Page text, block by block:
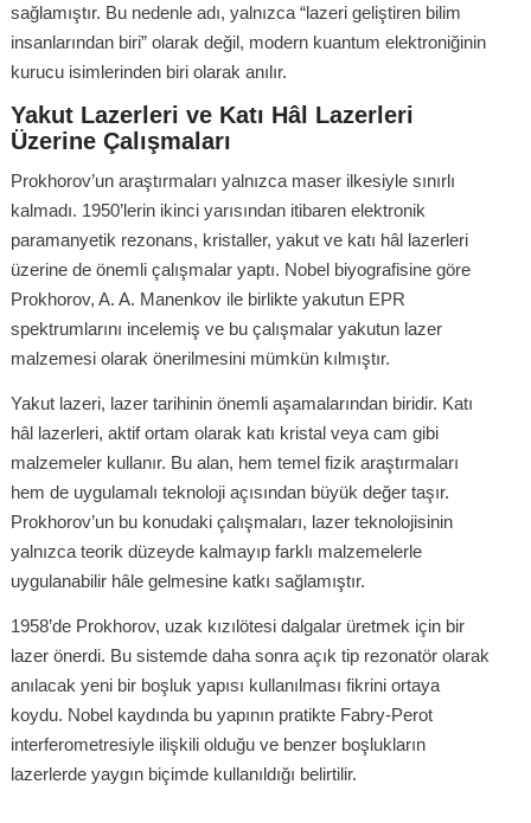
sağlamıştır. Bu nedenle adı, yalnızca “lazeri geliştiren bilim
insanlarından biri” olarak değil, modern kuantum elektroniğinin
kurucu isimlerinden biri olarak anılır.
Yakut Lazerleri ve Katı Hâl Lazerleri
Üzerine Çalışmaları
Prokhorov’un araştırmaları yalnızca maser ilkesiyle sınırlı
kalmadı. 1950’lerin ikinci yarısından itibaren elektronik
paramanyetik rezonans, kristaller, yakut ve katı hâl lazerleri
üzerine de önemli çalışmalar yaptı. Nobel biyografisine göre
Prokhorov, A. A. Manenkov ile birlikte yakutun EPR
spektrumlarını incelemiş ve bu çalışmalar yakutun lazer
malzemesi olarak önerilmesini mümkün kılmıştır.
Yakut lazeri, lazer tarihinin önemli aşamalarından biridir. Katı
hâl lazerleri, aktif ortam olarak katı kristal veya cam gibi
malzemeler kullanır. Bu alan, hem temel fizik araştırmaları
hem de uygulamalı teknoloji açısından büyük değer taşır.
Prokhorov’un bu konudaki çalışmaları, lazer teknolojisinin
yalnızca teorik düzeyde kalmayıp farklı malzemelerle
uygulanabilir hâle gelmesine katkı sağlamıştır.
1958’de Prokhorov, uzak kızılötesi dalgalar üretmek için bir
lazer önerdi. Bu sistemde daha sonra açık tip rezonatör olarak
anılacak yeni bir boşluk yapısı kullanılması fikrini ortaya
koydu. Nobel kaydında bu yapının pratikte Fabry-Perot
interferometresiyle ilişkili olduğu ve benzer boşlukların
lazerlerde yaygın biçimde kullanıldığı belirtilir.